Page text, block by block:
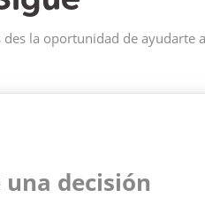
des la oportunidad de ayudarte
una decisión